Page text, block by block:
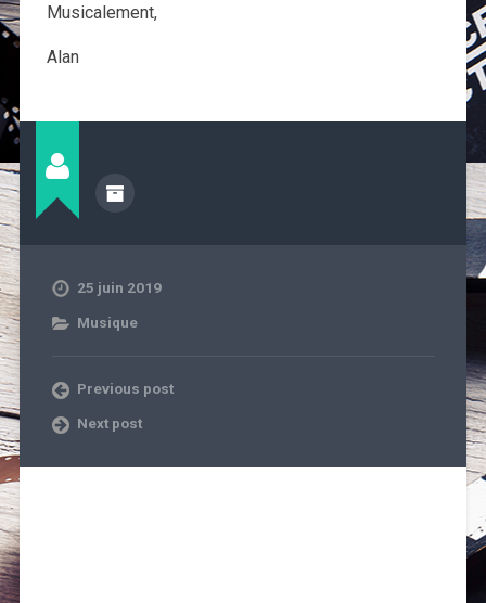
Musicalement,
Alan
25 juin 2019
Musique
Previous post
Next post